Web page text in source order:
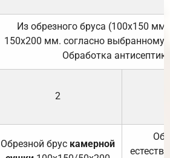
Из обрезного бруса (100х150
150х200 мм. согласно выбранному
Обработка
2
Обрезной брус камерной